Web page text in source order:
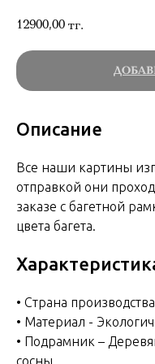
12900,00 тг.
Описание
Все наши картины
отправкой они
заказе с багетной
цвета багета.
• Страна
• Материал -
• Подрамник –
сосны